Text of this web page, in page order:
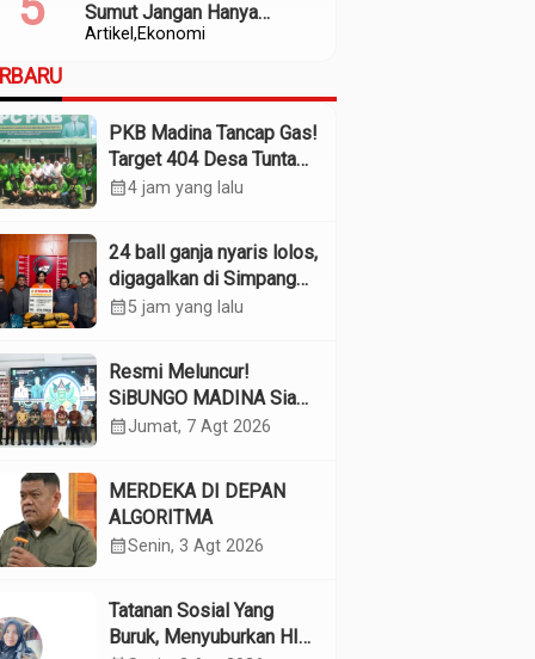
Artikel Ekonomi
Sumut Jangan Hanya
Meratapi Minimnya Transfer
PKB Madina Tancap Gas!
Target 404 Desa Tuntas
Desember, “Pengurus
calendar_month4 jam yang lalu
24 ball ganja nyaris lolos,
digagalkan di Simpang
Empat Panyabungan
calendar_month5 jam yang lalu
Resmi Meluncur!
SiBUNGO MADINA Siap
Optimalkan Pendapatan
calendar_monthJumat, 7 Agt 2026
MERDEKA DI DEPAN
ALGORITMA
calendar_monthSenin, 3 Agt 2026
Tatanan Sosial Yang
Buruk, Menyuburkan HIV